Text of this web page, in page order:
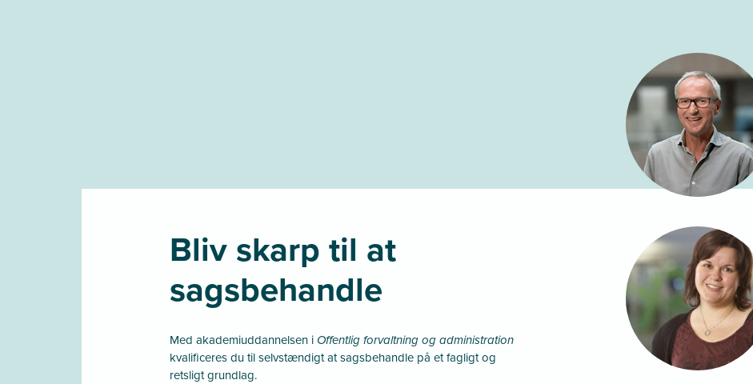
Bliv skarp til at
sagsbehandle
Med akademiuddannelsen i Offentlig forvaltning og administration
kvalificeres du til selvstændigt at sagsbehandle på et fagligt og
retsligt grundlag.